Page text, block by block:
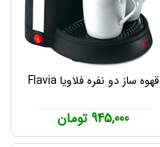
قهوه ساز دو نفره فلاویا Flavia
945,000 تومان